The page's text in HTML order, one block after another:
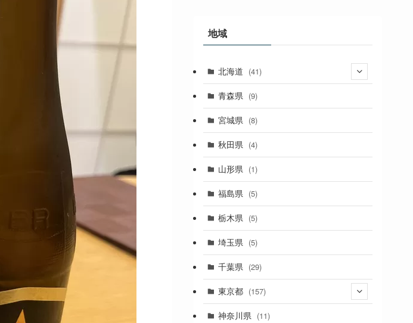
地域
北海道 (41)
(27)
(2)
(1)
(1)
(1)
(2)
(1)
(3)
青森県 (9)
宮城県 (8)
秋田県 (4)
山形県 (1)
福島県 (5)
栃木県 (5)
埼玉県 (5)
千葉県 (29)
東京都 (157)
(36)
神奈川県 (11)